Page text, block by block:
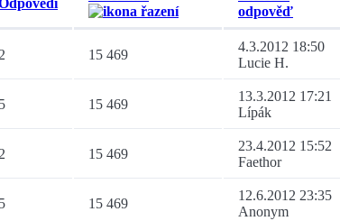
odpověď
15 469
4.3.2012 18:50
Lucie H.
5 15 469
13.3.2012 17:21
Lípák
15 469
23.4.2012 15:52
Faethor
5 15 469
12.6.2012 23:35
Anonym